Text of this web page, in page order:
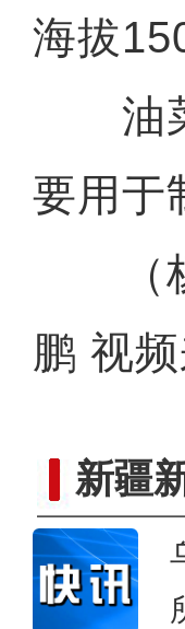
海拔
油菜
要用于
（杨
鹏 视
新疆